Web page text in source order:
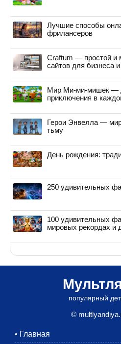
Лучшие способы
фрилансеров
Craftum — простой и
сайтов для бизнеса
Мир Ми-ми-мишек —
приключения в
Герои Энвелла —
тьму
День рождения:
250 удивительных
100 удивительных
мировых рекордах и
популярный
©
• Главная